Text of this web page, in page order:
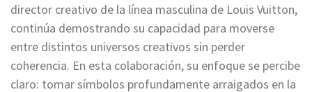
director creativo de la línea masculina de Louis Vuitton,
continúa demostrando su capacidad para moverse
entre distintos universos creativos sin perder
coherencia. En esta colaboración, su enfoque se percibe
claro: tomar símbolos profundamente arraigados en la